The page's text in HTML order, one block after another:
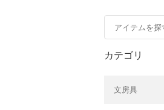
カテゴリ
文房具